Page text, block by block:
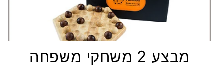
מבצע 2 משחקי משפחה